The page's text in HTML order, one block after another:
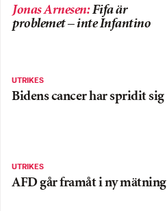
Jonas Arnesen:Fifa är
problemet – inte Infantino
UTRIKES
Bidens cancer har spridit sig
UTRIKES
AFD går framåt i ny mätning